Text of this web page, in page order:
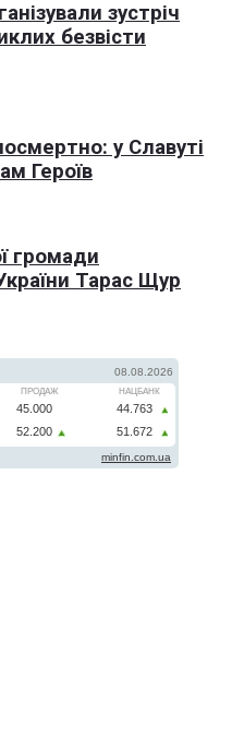
зустріч
безвісти
у Славуті
Героїв
громади
Тарас Щур